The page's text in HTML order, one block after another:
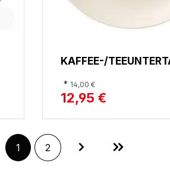
KAFFEE-/
* 14,00 €
12,95 €
Seite
1 Seite
2